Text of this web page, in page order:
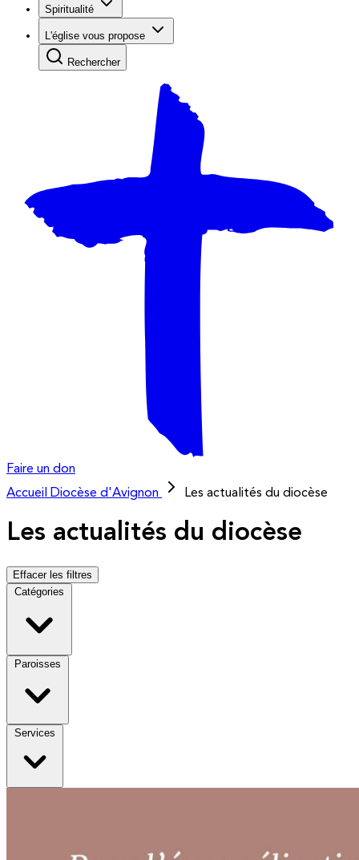
Spiritualité
L'église vous propose
Rechercher
Faire un don
Accueil
Diocèse d'Avignon Les actualités du diocèse
Les actualités du diocèse
Effacer les filtres
Catégories
Paroisses
Services